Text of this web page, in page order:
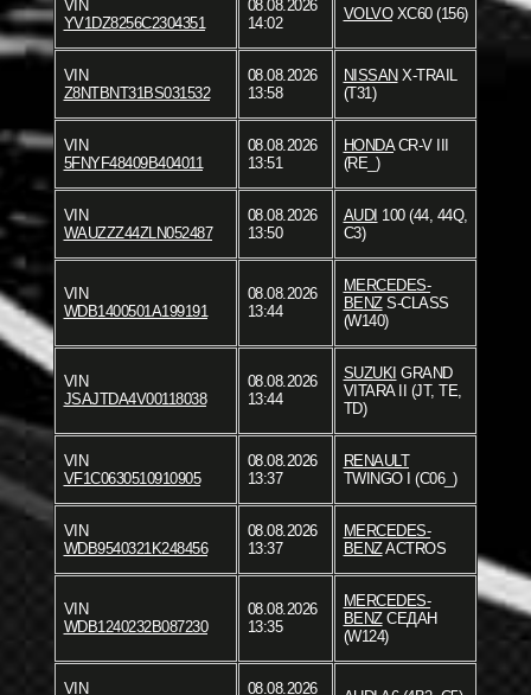
VIN
YV1DZ8256C2304351
08.08.2026
14:02
VOLVOXC60 (156)
VIN
Z8NTBNT31BS031532
08.08.2026
13:58
NISSAN X-TRAIL
(T31)
VIN
5FNYF48409B404011
08.08.2026
13:51
HONDACR-V III
(RE_)
VIN
WAUZZZ44ZLN052487
08.08.2026
13:50
AUDI 100 (44, 44Q,
C3)
VIN
WDB1400501A199191
08.08.2026
13:44
MERCEDES-
BENZS-CLASS
(W140)
VIN
JSAJTDA4V00118038
08.08.2026
13:44
SUZUKI GRAND
VITARA II (JT, TE,
TD)
VIN
VF1C0630510910905
08.08.2026
13:37
RENAULT
TWINGO I (C06_)
VIN
WDB9540321K248456
08.08.2026
13:37
MERCEDES-
BENZACTROS
VIN
WDB1240232B087230
08.08.2026
13:35
MERCEDES-
BENZСЕДАН
(W124)
VIN 08.08.2026